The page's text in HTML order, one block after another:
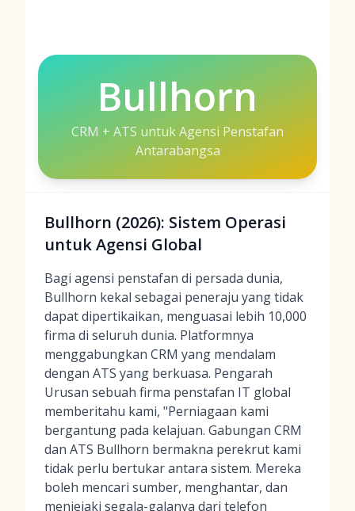
Bullhorn
CRM + ATS untuk Agensi Penstafan
Antarabangsa
Bullhorn (2026): Sistem Operasi
untuk Agensi Global
Bagi agensi penstafan di persada dunia,
Bullhorn kekal sebagai peneraju yang tidak
dapat dipertikaikan, menguasai lebih 10,000
firma di seluruh dunia. Platformnya
menggabungkan CRM yang mendalam
dengan ATS yang berkuasa. Pengarah
Urusan sebuah firma penstafan IT global
memberitahu kami, "Perniagaan kami
bergantung pada kelajuan. Gabungan CRM
dan ATS Bullhorn bermakna perekrut kami
tidak perlu bertukar antara sistem. Mereka
boleh mencari sumber, menghantar, dan
menjejaki segala-galanya dari telefon